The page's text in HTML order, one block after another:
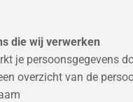
die wij verwerken
je persoonsgegevens
overzicht van de